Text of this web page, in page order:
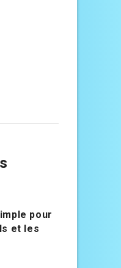
pour
et les